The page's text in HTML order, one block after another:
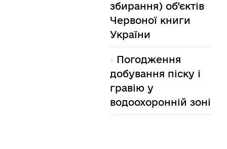
збирання) об’єктів
Червоної книги
України
Погодження
добування піску і
гравію у
водоохоронній зоні